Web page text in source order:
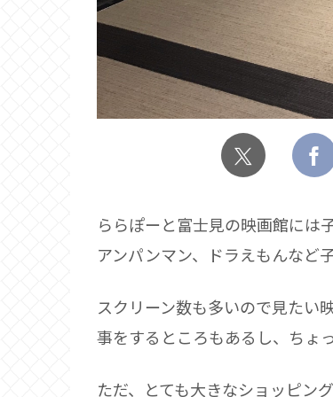
ららぽーと富士見の映画館には
アンパンマン、ドラえもんなど
スクリーン数も多いので見たい
事をするところもあるし、ちょ
ただ、とても大きなショッピン